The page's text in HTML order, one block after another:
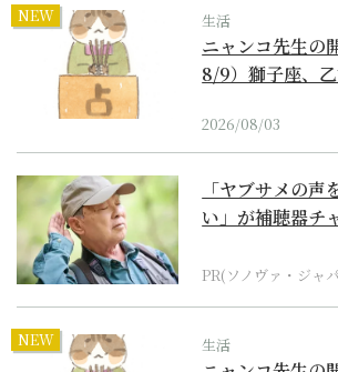
NEW 生活
ニャンコ先生の
8/9）獅子座、
2026/08/03
「ヤブサメの
い」が補聴器チ
PR(ソノヴァ・ジャ
NEW 生活